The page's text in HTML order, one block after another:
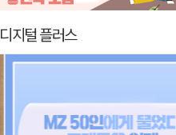
디지털 플러스